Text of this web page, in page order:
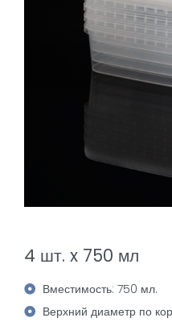
4 шт. x 750 мл
Вместимость: 750 мл.
Верхний диаметр по